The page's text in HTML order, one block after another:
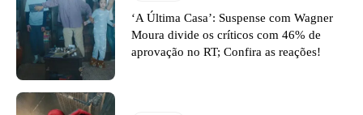
‘A Última Casa’: Suspense com Wagner
Moura divide os críticos com 46% de
aprovação no RT; Confira as reações!